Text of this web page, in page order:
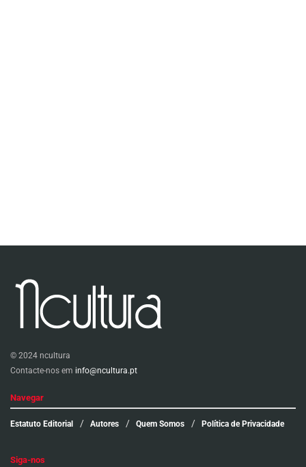
© 2024 ncultura
Contacte-nos em info@ncultura.pt
Navegar
Estatuto Editorial Autores Quem Somos Política de Privacidade
Siga-nos